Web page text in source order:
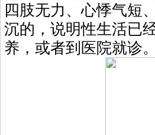
四肢无力、心悸气短
沉的，说明性生活已
养，或者到医院就诊。